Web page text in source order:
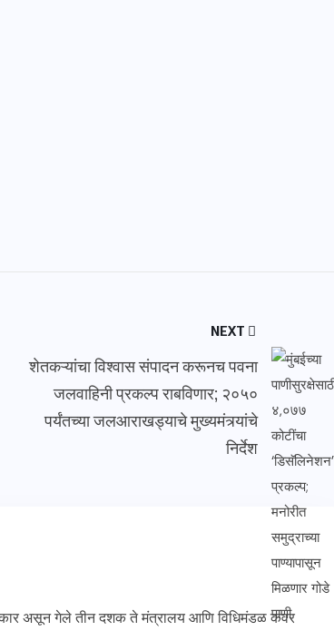
NEXT
शेतकऱ्यांचा विश्वास संपादन करूनच पवना
जलवाहिनी प्रकल्प राबविणार; २०५०
पर्यंतच्या जलआराखड्याचे मुख्यमंत्र्यांचे
निर्देश
असून गेले तीन दशक ते मंत्रालय आणि विधिमंडळ कवर